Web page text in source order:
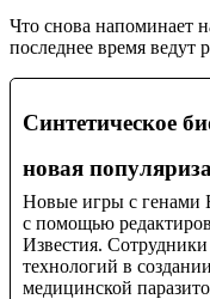
Что снова напоминает
последнее время ведут
Синтетическое
новая
Новые игры с генами
с помощью
Известия.
технологий в
медицинской